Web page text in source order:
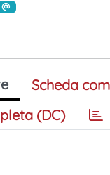
Scheda
(DC)